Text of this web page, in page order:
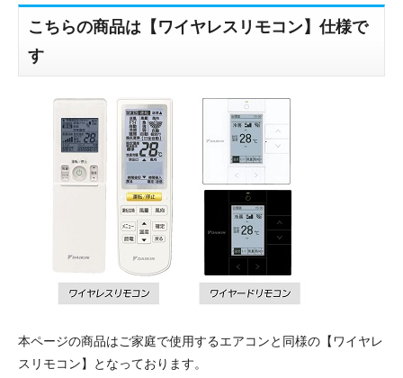
こちらの商品は【ワイヤレスリモコン】仕様で
す
本ページの商品はご家庭で使用するエアコンと同様の【ワイヤレ
スリモコン】となっております。